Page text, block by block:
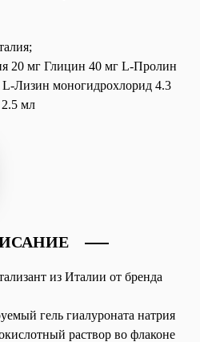
20 мг Глицин 40 мг L-Пролин
Лизин моногидрохлорид 4.3
мл
из Италии от бренда
гель гиалуроната натрия
раствор во флаконе